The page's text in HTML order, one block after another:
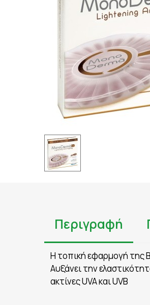
Περιγραφή
Η τοπική εφαρμογή της
Αυξάνει την
ακτίνες UVA και UVB